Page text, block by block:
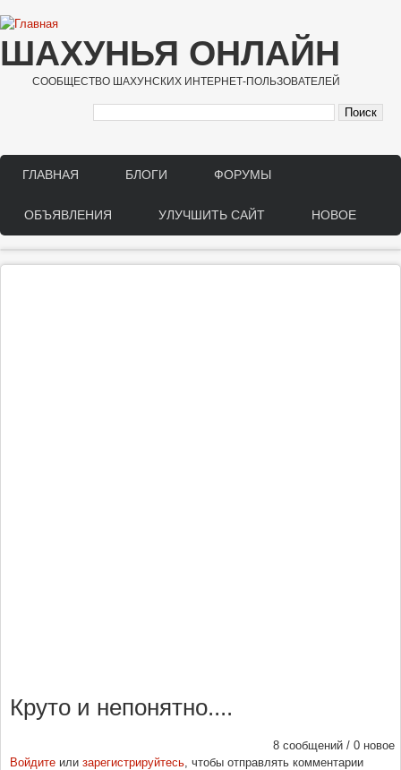
Перейти к основному содержанию
ШАХУНЬЯ ОНЛАЙН
СООБЩЕСТВО ШАХУНСКИХ ИНТЕРНЕТ-ПОЛЬЗОВАТЕЛЕЙ
Main menu
ГЛАВНАЯ БЛОГИ ФОРУМЫ
ОБЪЯВЛЕНИЯ УЛУЧШИТЬ САЙТ НОВОЕ
Круто и непонятно....
8 сообщений / 0 новое
Войдите или зарегистрируйтесь, чтобы отправлять комментарии